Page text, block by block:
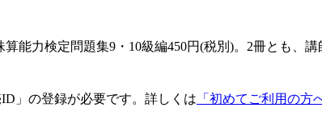
力検定問題集9・10級編450円(税別)。2冊とも、講
」の登録が必要です。詳しくは 「初めてご利用の方